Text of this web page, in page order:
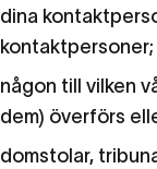
dina
kontaktpersoner;
någon till vilken
dem) överförs
domstolar,